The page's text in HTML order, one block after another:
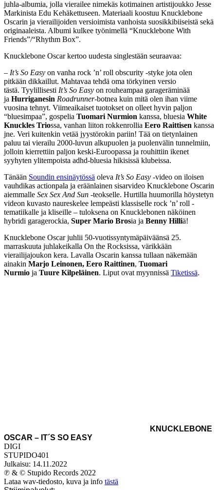
juhla-albumia, jolla vierailee nimekäs kotimainen artistijoukko Jesse
Markinista Edu Kehäkettuseen. Materiaali koostuu Knucklebone
Oscarin ja vierailijoiden versioimista vanhoista suosikkibiiseistä sekä
originaaleista. Albumi kulkee työnimellä “Knucklebone With
Friends”/“Rhythm Box”.
Knucklebone Oscar kertoo uudesta singlestään seuraavaa:
– It’s So Easy on vanha rock ’n’ roll obscurity -styke jota olen
pitkään dikkaillut. Mahtavaa tehdä oma törkyinen versio
tästä. Tyylillisesti It’s So Easy on rouheampaa garageräminää
ja Hurriganesin Roadrunner-botnea kuin mitä olen ihan viime
vuosina tehnyt. Viimeaikaiset tuotokset on olleet hyvin paljon
“bluesimpaa”, gospelia Tuomari Nurmion kanssa, bluesia White
Knuckles Triossa, vanhan liiton rokkenrollia Eero Raittisen kanssa
jne. Veri kuitenkin vetää jyystörokin pariin! Tää on tietynlainen
paluu tai vierailu 2000-luvun alkupuolen ja puolenvälin tunnelmiin,
jolloin kierrettiin paljon keski-Euroopassa ja rouhittiin ikenet
syyhyten ylitempoista adhd-bluesia hikisissä klubeissa.
Tänään Soundin ensinäytössä oleva It’s So Easy -video on iloisen
vauhdikas actionpala ja eräänlainen sisarvideo Knucklebone Oscarin
aiemmalle Sex Sex And Sun -teokselle. Hurtilla huumorilla höystetyn
videon kuvasto naureskelee lempeästi klassiselle rock ’n’ roll -
tematiikalle ja kliseille – tuloksena on Knucklebonen näköinen
hybridi garagerockia, Super Mario Brosia ja Benny Hilliä!
Knucklebone Oscar juhlii 50-vuotissyntymäpäiväänsä 25.
marraskuuta juhlakeikalla On the Rocksissa, värikkään
vierailijajoukon kera. Lavalla Oscarin kanssa tullaan näkemään
ainakin Marjo Leinonen, Eero Raittinen, Tuomari
Nurmio ja Tuure Kilpeläinen. Liput ovat myynnissä Tiketissä.
KNUCKLEBONE
OSCAR – IT´S SO EASY
DIGI
STUPIDO401
Julkaisu: 14.11.2022
℗ & © Stupido Records 2022
Lataa wav-tiedosto, kuva ja info tästä